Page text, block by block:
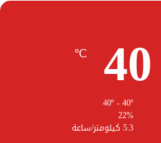
40
℃
22%
5.3 كيلومتر/ساعة